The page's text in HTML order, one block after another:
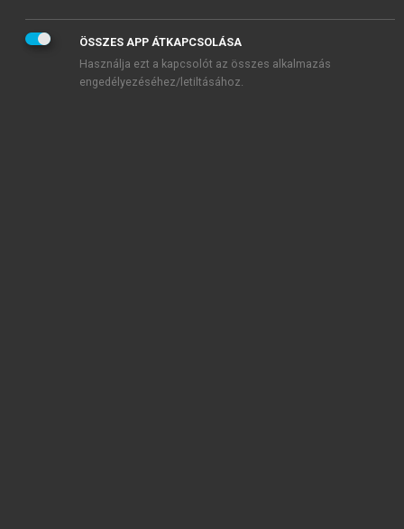
ÖSSZES APP ÁTKAPCSOLÁSA
Használja ezt a kapcsolót az összes alkalmazás
engedélyezéséhez/letiltásához.